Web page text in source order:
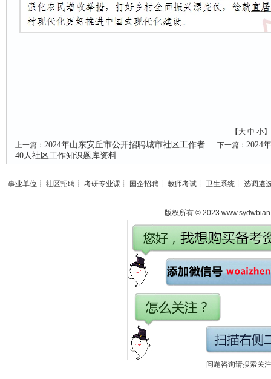
【 大 中 小
上一篇： 2024年山东安丘市公开招聘城市社区工作者
40人社区工作知识题库资料
下一篇： 2024
事业单位 ┊ 社区招聘 ┊ 考研专业课 ┊ 国企招聘 ┊ 教师考试 ┊ 卫生系统 ┊ 选调遴
版权所有 © 2023
问题咨询请搜索关